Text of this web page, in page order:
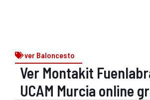
ver Baloncesto
Ver Montakit
UCAM Murcia online